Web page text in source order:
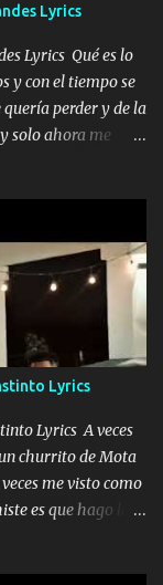
la ropa no
a la Luna y si
Chingada
loquera y al
tristeza me
mi mente Ella era
Lyrics
Lyrics Qué es lo
y con el tiempo se
perder y de la
solo ahora me
Porque me
fue triste pa mí Y
yo y la luna
qué será de mí si
en el fondo te
Lyrics
Lyrics A veces
churrito de Mota
me visto como
es que hago lo